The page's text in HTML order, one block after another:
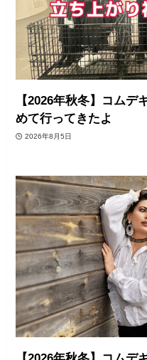
【2026年秋冬】コムデ
めて行ってきたよ
2026年8月5日